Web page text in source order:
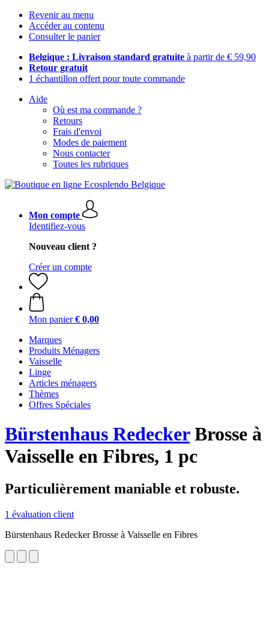
Revenir au menu
Accéder au contenu
Consulter le panier
Belgique : Livraison standard gratuite à partir de € 59,90
Retour gratuit
1 échantillon offert pour toute commande
Aide
Où est ma commande ?
Retours
Frais d'envoi
Modes de paiement
Nous contacter
Toutes les rubriques
Mon compte
Identifiez-vous
Nouveau client ?
Créer un compte
Mon panier € 0,00
Marques
Produits Ménagers
Vaisselle
Linge
Articles ménagers
Thèmes
Offres Spéciales
Bürstenhaus RedeckerBrosse à
Vaisselle en Fibres, 1 pc
Particulièrement maniable et robuste.
1 évaluation client
Bürstenhaus Redecker Brosse à Vaisselle en Fibres